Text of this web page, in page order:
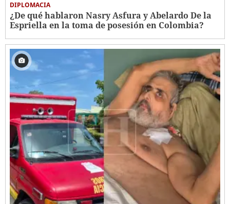
DIPLOMACIA
¿De qué hablaron Nasry Asfura y Abelardo De la
Espriella en la toma de posesión en Colombia?